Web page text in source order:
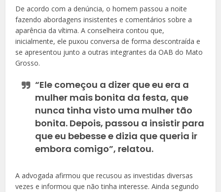
De acordo com a denúncia, o homem passou a noite
fazendo abordagens insistentes e comentários sobre a
aparência da vítima. A conselheira contou que,
inicialmente, ele puxou conversa de forma descontraída e
se apresentou junto a outras integrantes da OAB do Mato
Grosso.
“Ele começou a dizer que eu era a
mulher mais bonita da festa, que
nunca tinha visto uma mulher tão
bonita. Depois, passou a insistir para
que eu bebesse e dizia que queria ir
embora comigo”, relatou.
A advogada afirmou que recusou as investidas diversas
vezes e informou que não tinha interesse. Ainda segundo